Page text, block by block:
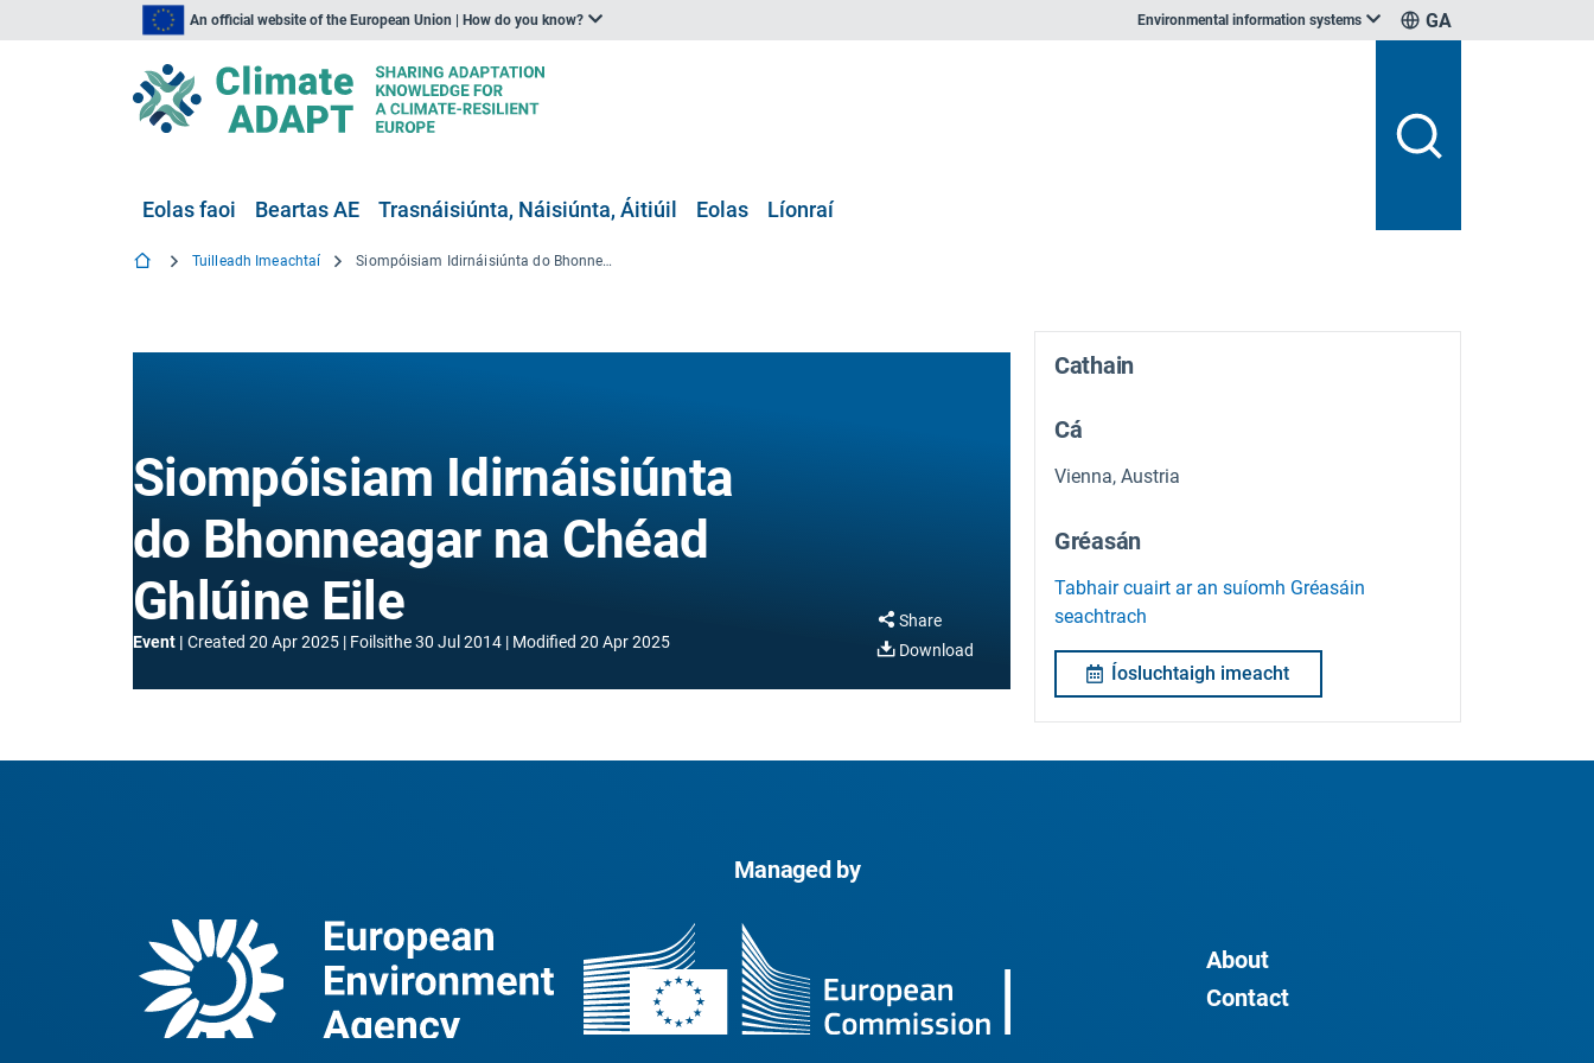
An official website of the European Union | How do you know? Environmental information systems GA
Eolas faoi Beartas AE Trasnáisiúnta, Náisiúnta, Áitiúil Eolas Líonraí
Tuilleadh Imeachtaí Siompóisiam Idirnáisiúnta do Bhonneagar na Chéad Ghlúine Eile
Siompóisiam Idirnáisiúnta
do Bhonneagar na Chéad
Ghlúine Eile
Event Created 20 Apr 2025 Foilsithe30 Jul 2014 Modified 20 Apr 2025
Share
Download
Cathain
Cá
Vienna, Austria
Gréasán
Tabhair cuairt ar an suíomh Gréasáin
seachtrach
Íosluchtaigh imeacht
Managed by
About
Contact